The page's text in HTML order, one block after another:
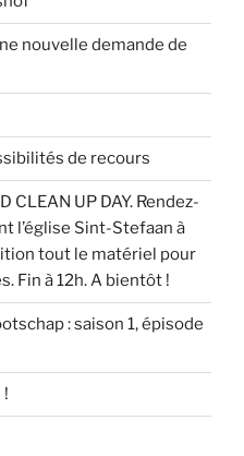
nouvelle demande de
de recours
CLEAN UP DAY. Rendez-
l’église Sint-Stefaan à
tout le matériel pour
Fin à 12h. A bientôt !
: saison 1, épisode